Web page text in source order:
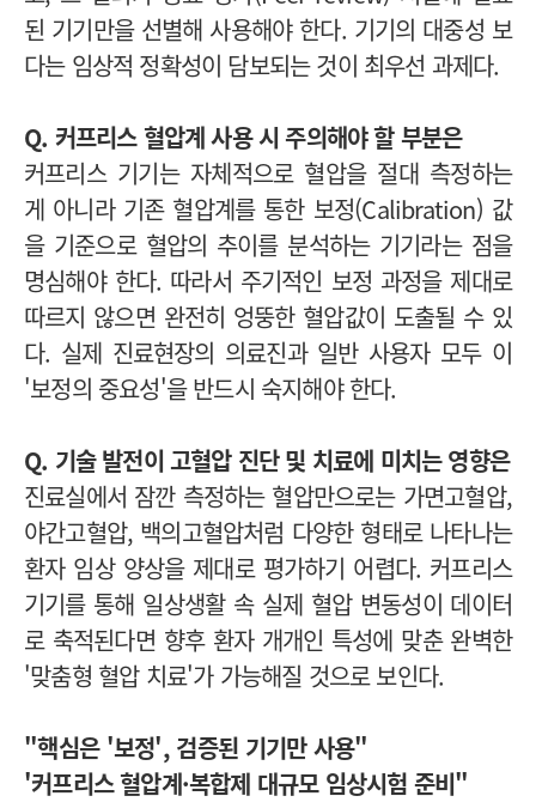
된 기기만을 선별해 사용해야 한다. 기기의 대중성 보
다는 임상적 정확성이 담보되는 것이 최우선 과제다.
Q. 커프리스 혈압계 사용 시 주의해야 할 부분은
커프리스 기기는 자체적으로 혈압을 절대 측정하는
게 아니라 기존 혈압계를 통한 보정(Calibration) 값
을 기준으로 혈압의 추이를 분석하는 기기라는 점을
명심해야 한다. 따라서 주기적인 보정 과정을 제대로
따르지 않으면 완전히 엉뚱한 혈압값이 도출될 수 있
다. 실제 진료현장의 의료진과 일반 사용자 모두 이
'보정의 중요성'을 반드시 숙지해야 한다.
Q. 기술 발전이 고혈압 진단 및 치료에 미치는 영향은
진료실에서 잠깐 측정하는 혈압만으로는 가면고혈압,
야간고혈압, 백의고혈압처럼 다양한 형태로 나타나는
환자 임상 양상을 제대로 평가하기 어렵다. 커프리스
기기를 통해 일상생활 속 실제 혈압 변동성이 데이터
로 축적된다면 향후 환자 개개인 특성에 맞춘 완벽한
'맞춤형 혈압 치료'가 가능해질 것으로 보인다.
"핵심은 '보정', 검증된 기기만 사용"
'커프리스 혈압계·복합제 대규모 임상시험 준비"